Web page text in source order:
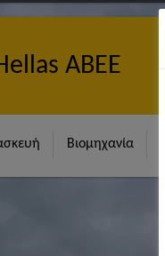
ΑΒΕΕ
Βιομηχανία